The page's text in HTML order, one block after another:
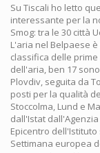
Su Tiscali ho letto
interessante per la
Smog: tra le 30 città
L'aria nel Belpaese
classifica delle
dell'aria, ben 17
Plovdiv, seguita da
posti per la qualità
Stoccolma, Lund e
dall'Istat
Epicentro
Settimana europea